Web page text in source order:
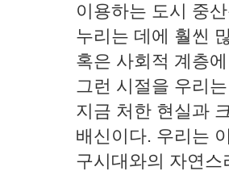
이용하는 도시 중
누리는 데에 훨씬
혹은 사회적 계층
그런 시절을 우리
지금 처한 현실과
배신이다. 우리는
구시대와의 자연